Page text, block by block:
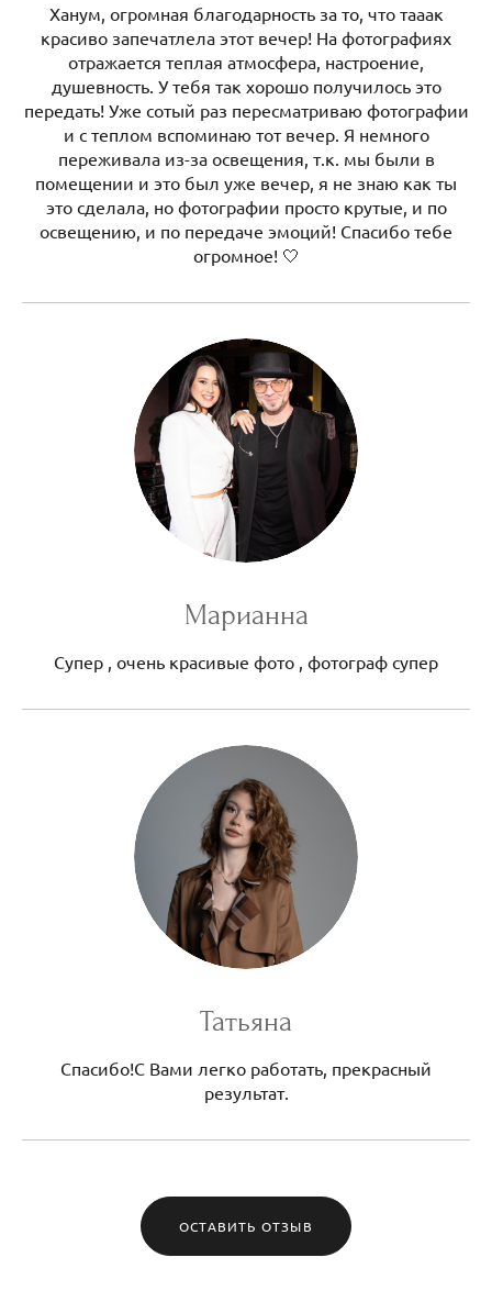
Ханум, огромная благодарность за то, что тааак
красиво запечатлела этот вечер! На фотографиях
отражается теплая атмосфера, настроение,
душевность. У тебя так хорошо получилось это
передать! Уже сотый раз пересматриваю фотографии
и с теплом вспоминаю тот вечер. Я немного
переживала из-за освещения, т.к. мы были в
помещении и это был уже вечер, я не знаю как ты
это сделала, но фотографии просто крутые, и по
освещению, и по передаче эмоций! Спасибо тебе
огромное! 🤍
Марианна
Супер , очень красивые фото , фотограф супер
Татьяна
Спасибо!С Вами легко работать, прекрасный
результат.
ОСТАВИТЬ ОТЗЫВ